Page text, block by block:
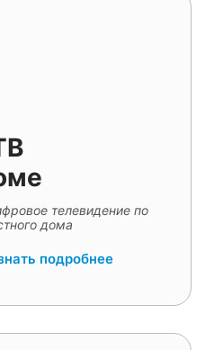
телевидение по
дома
подробнее